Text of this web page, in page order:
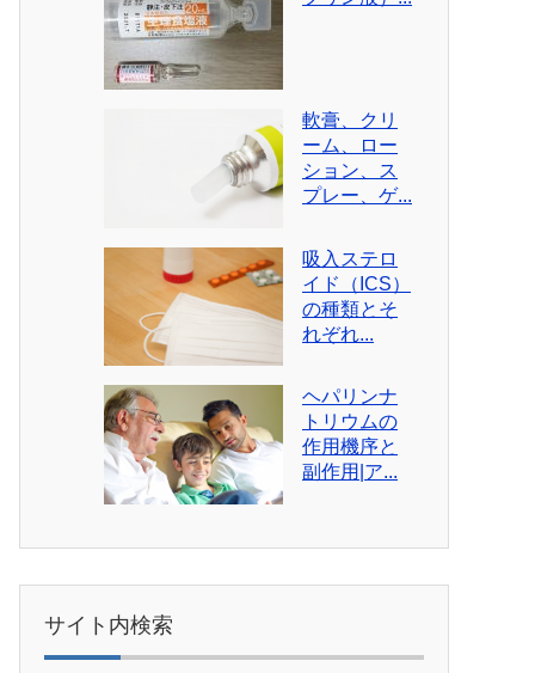
軟膏、クリ
ーム、ロー
ション、ス
プレー、ゲ...
吸入ステロ
イド（ICS）
の種類とそ
れぞれ...
ヘパリンナ
トリウムの
作用機序と
副作用|ア...
サイト内検索